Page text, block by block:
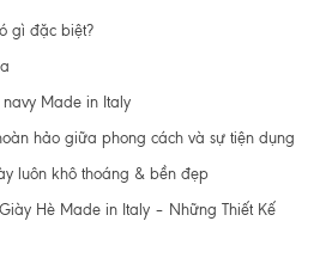
gì đặc biệt?
Made in Italy
hảo giữa phong cách và sự tiện dụng
luôn khô thoáng & bền đẹp
Hè Made in Italy – Những Thiết Kế